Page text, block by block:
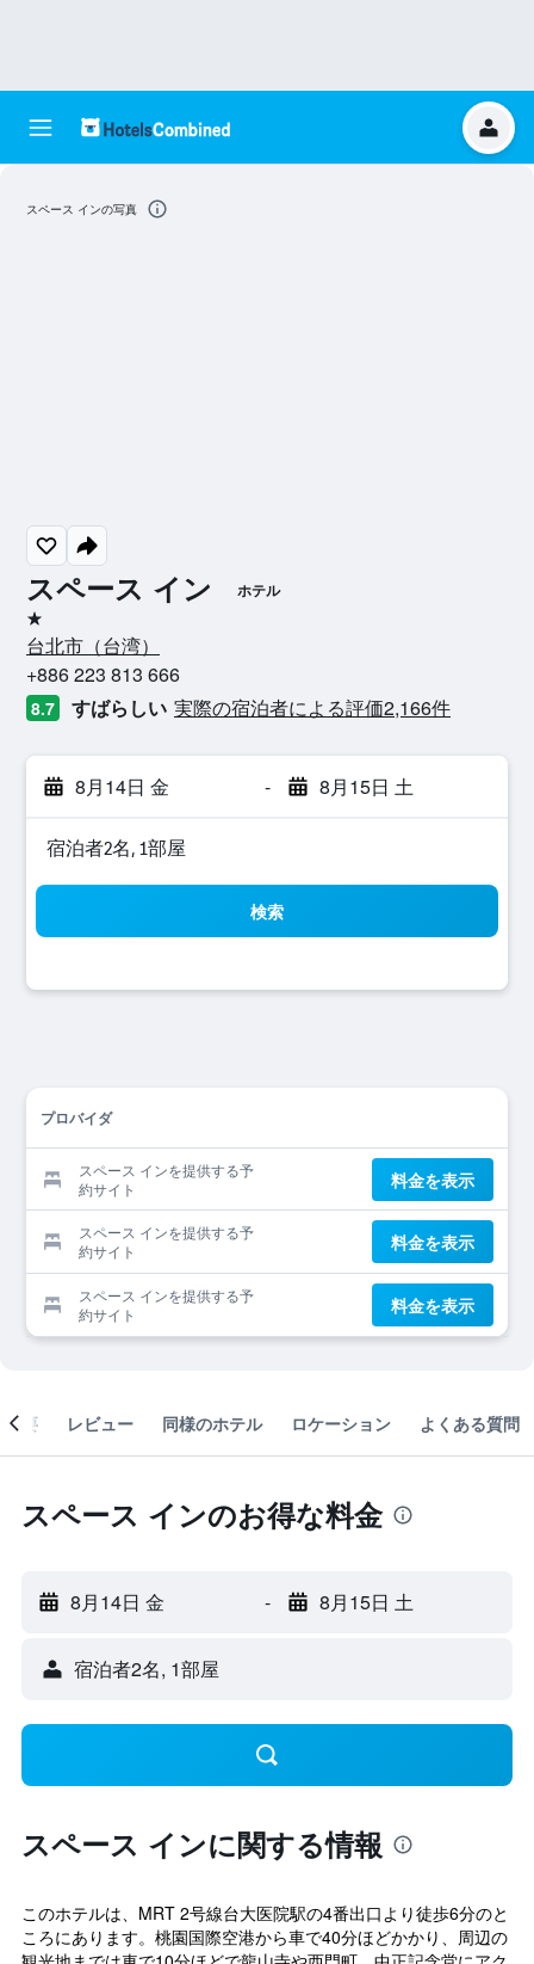
スペース イン ホテル
1つ星
台北市​（台湾​）​
+886 223 813 666
8.7 すばらしい 実際の宿泊者による評価2,166​件
8月14日 金 - 8月15日 土
宿泊者2名, 1​部屋
検索
プロバイダ
スペース インを提供する予
約サイト
料金を表示
スペース インを提供する予
約サイト
料金を表示
スペース インを提供する予
約サイト
料金を表示
スペース インの写真
概要 レビュー 同様のホテル ロケーション よくある質問
スペース インのお得な料金
8月14日 金 - 8月15日 土
宿泊者2名, 1​部屋
スペース インに関する情報
このホテルは、MRT 2号線台大医院駅の4番出口より徒歩6分のと
ころにあります。桃園国際空港から車で40分ほどかかり、周辺の